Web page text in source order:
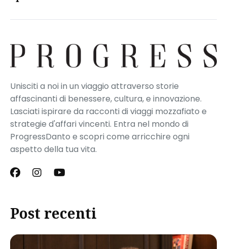
Unisciti a noi in un viaggio attraverso storie
affascinanti di benessere, cultura, e innovazione.
Lasciati ispirare da racconti di viaggi mozzafiato e
strategie d'affari vincenti. Entra nel mondo di
ProgressDanto e scopri come arricchire ogni
aspetto della tua vita.
Post recenti